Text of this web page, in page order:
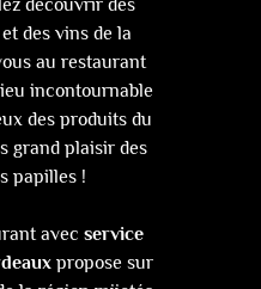
découvrir des
des vins de la
au restaurant
incontournable
des produits du
grand plaisir des
papilles !
avec service
propose sur